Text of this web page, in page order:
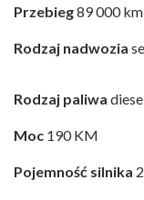
Przebieg89 000 km
Rodzaj nadwozia
Rodzaj paliwa
Moc 190 KM
Pojemność silnika